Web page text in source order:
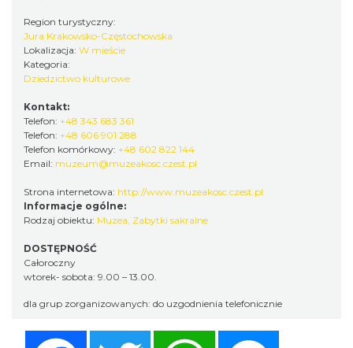
Region turystyczny:
Jura Krakowsko-Częstochowska
Lokalizacja: W mieście
Kategoria:
Dziedzictwo kulturowe
Kontakt:
Telefon: +48 343 683 361
Telefon: +48 606 901 288
Telefon komórkowy: +48 602 822 144
Email: muzeum@muzeakosc.czest.pl
Strona internetowa: http://www.muzeakosc.czest.pl
Informacje ogólne:
Rodzaj obiektu: Muzea, Zabytki sakralne
DOSTĘPNOŚĆ
Całoroczny
wtorek- sobota: 9.00 – 13.00.
dla grup zorganizowanych: do uzgodnienia telefonicznie
Twitter WhatsApp